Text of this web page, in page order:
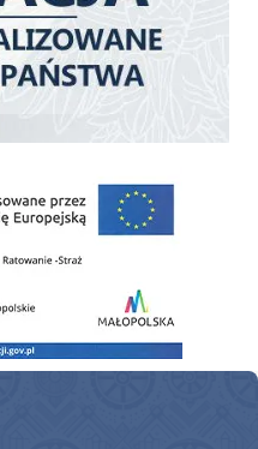
samochodu ratowniczo-gaśniczego z